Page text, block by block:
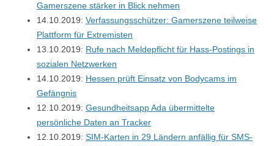
Gamerszene stärker in Blick nehmen
14.10.2019: Verfassungsschützer: Gamerszene teilweise
Plattform für Extremisten
13.10.2019: Rufe nach Meldepflicht für Hass-Postings in
sozialen Netzwerken
14.10.2019: Hessen prüft Einsatz von Bodycams im
Gefängnis
12.10.2019: Gesundheitsapp Ada übermittelte
persönliche Daten an Tracker
12.10.2019: SIM-Karten in 29 Ländern anfällig für SMS-